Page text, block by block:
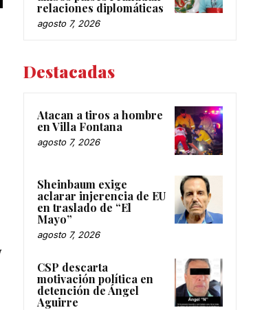
relaciones diplomáticas
agosto 7, 2026
Destacadas
Atacan a tiros a hombre
en Villa Fontana
agosto 7, 2026
Sheinbaum exige
aclarar injerencia de EU
en traslado de “El
Mayo”
agosto 7, 2026
CSP descarta
motivación política en
detención de Ángel
Aguirre